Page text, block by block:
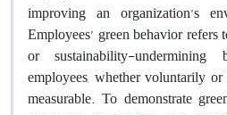
improving an organization’s
Employees’ green behavior
or sustainability-undermining
employees, whether voluntarily
measurable. To demonstrate